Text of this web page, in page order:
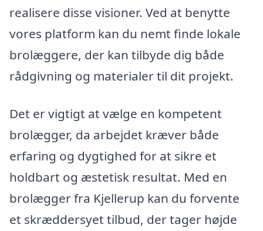
realisere disse visioner. Ved at benytte
vores platform kan du nemt finde lokale
brolæggere, der kan tilbyde dig både
rådgivning og materialer til dit projekt.
Det er vigtigt at vælge en kompetent
brolægger, da arbejdet kræver både
erfaring og dygtighed for at sikre et
holdbart og æstetisk resultat. Med en
brolægger fra Kjellerup kan du forvente
et skræddersyet tilbud, der tager højde